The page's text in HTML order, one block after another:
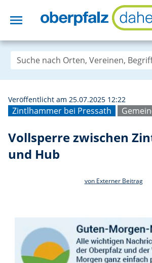
menu
Zintlhammer bei Pressath
Veröffentlicht am 25.07.2025 12:22
Vollsperre zwischen
und Hub
von Externer Beitrag